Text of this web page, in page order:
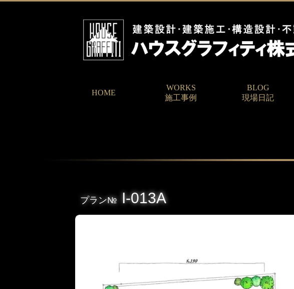
HOME
WORKS
施工事例
BLOG
現場日記
プラン№ I-013A